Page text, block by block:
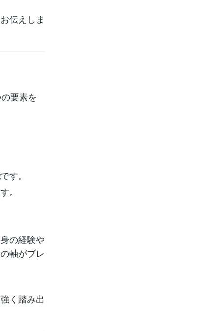
伝えしま
要素を
です。
。
の経験や
軸がブレ
く踏み出